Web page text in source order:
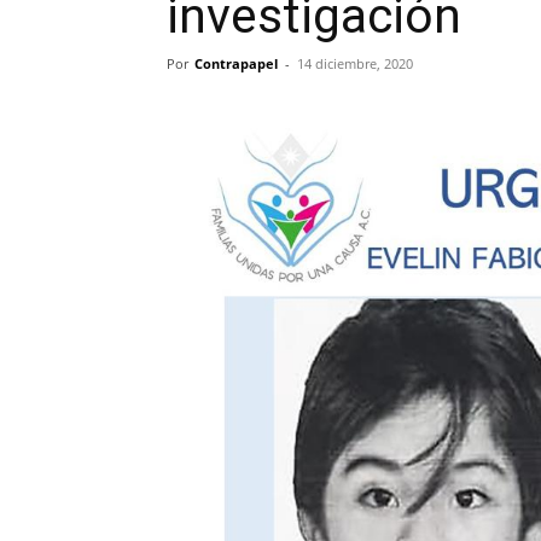
investigación
Por Contrapapel - 14 diciembre, 2020